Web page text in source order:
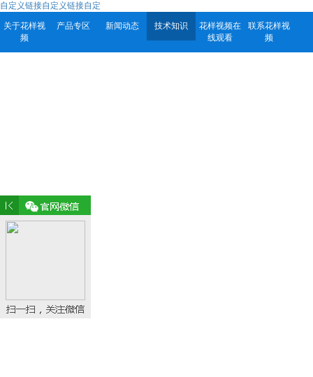
自定义链接自定义链接自定
关于花样视
频
产品专区 新闻动态 技术知识
花样视频在
线观看
联系花样视
频